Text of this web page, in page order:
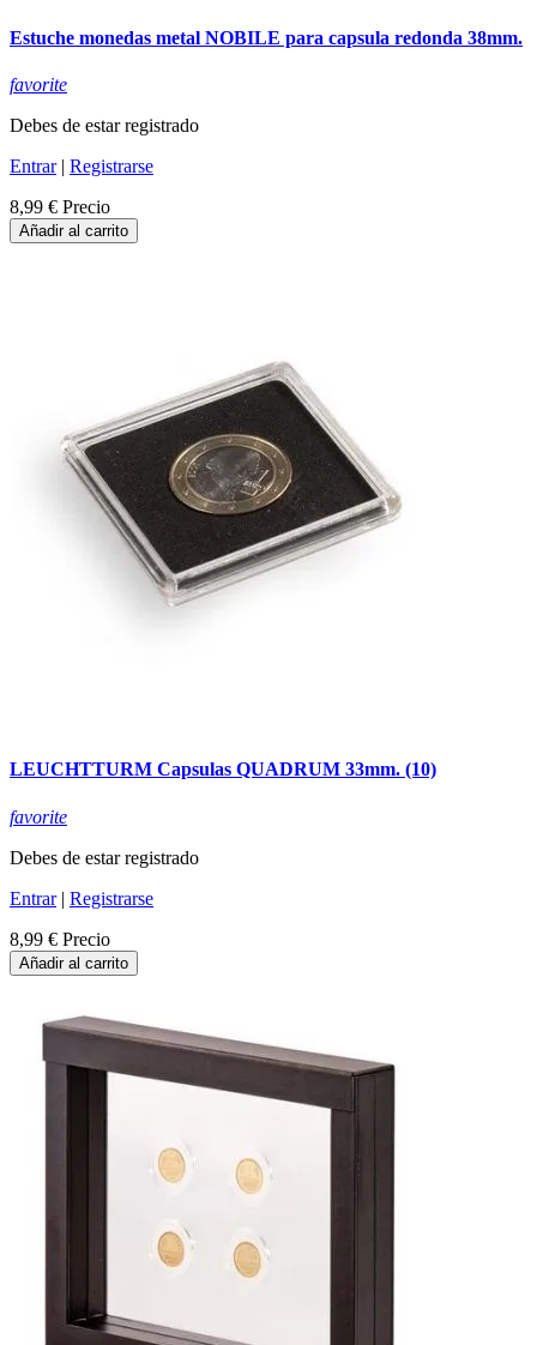
Estuche monedas metal NOBILE para capsula redonda 38mm.
favorite
Debes de estar registrado
Entrar| Registrarse
8,99 € Precio
Añadir al carrito
LEUCHTTURM Capsulas QUADRUM 33mm. (10)
favorite
Debes de estar registrado
Entrar| Registrarse
8,99 € Precio
Añadir al carrito